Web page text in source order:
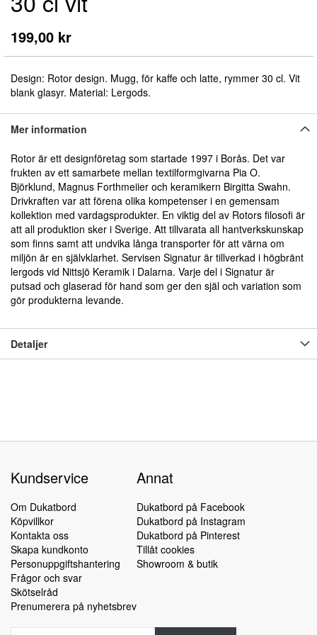
199,00 kr
Design: Rotor design. Mugg, för kaffe och latte, rymmer 30 cl. Vit
blank glasyr. Material: Lergods.
av
bildgalleriet
Mer information
Rotor är ett designföretag som startade 1997 i Borås. Det var
frukten av ett samarbete mellan textilformgivarna Pia O.
Björklund, Magnus Forthmeiier och keramikern Birgitta Swahn.
Drivkraften var att förena olika kompetenser i en gemensam
kollektion med vardagsprodukter. En viktig del av Rotors filosofi är
att all produktion sker i Sverige. Att tillvarata all hantverkskunskap
som finns samt att undvika långa transporter för att värna om
miljön är en självklarhet. Servisen Signatur är tillverkad i högbränt
lergods vid Nittsjö Keramik i Dalarna. Varje del i Signatur är
putsad och glaserad för hand som ger den själ och variation som
gör produkterna levande.
Detaljer
Kundservice
Om Dukatbord
Köpvillkor
Kontakta oss
Skapa kundkonto
Personuppgiftshantering
Frågor och svar
Skötselråd
Prenumerera på nyhetsbrev
Annat
Dukatbord på Facebook
Dukatbord på Instagram
Dukatbord på Pinterest
Tillåt cookies
Showroom & butik